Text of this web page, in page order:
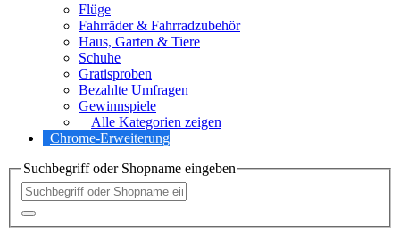
Flüge
Fahrräder & Fahrradzubehör
Haus, Garten & Tiere
Schuhe
Gratisproben
Bezahlte Umfragen
Gewinnspiele
Alle Kategorien zeigen
Chrome-Erweiterung
Suchbegriff oder Shopname eingeben